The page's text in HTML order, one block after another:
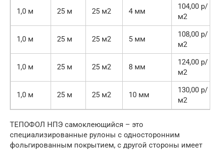
1,0 м 25 м 25 м2 4 мм
104,00 р/
м2
1,0 м 25 м 25 м2 5 мм
108,00 р/
м2
1,0 м 25 м 25 м2 8 мм
124,00 р/
м2
1,0 м 25 м 25 м2 10 мм
130,00 р/
м2
ТЕПОФОЛ НПЭ самоклеющийся – это
специализированные рулоны с односторонним
фольгированным покрытием, с другой стороны имеет